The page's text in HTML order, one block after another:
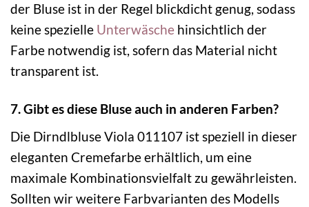
der Bluse ist in der Regel blickdicht genug, sodass
keine spezielle Unterwäsche hinsichtlich der
Farbe notwendig ist, sofern das Material nicht
transparent ist.
7. Gibt es diese Bluse auch in anderen Farben?
Die Dirndlbluse Viola 011107 ist speziell in dieser
eleganten Cremefarbe erhältlich, um eine
maximale Kombinationsvielfalt zu gewährleisten.
Sollten wir weitere Farbvarianten des Modells